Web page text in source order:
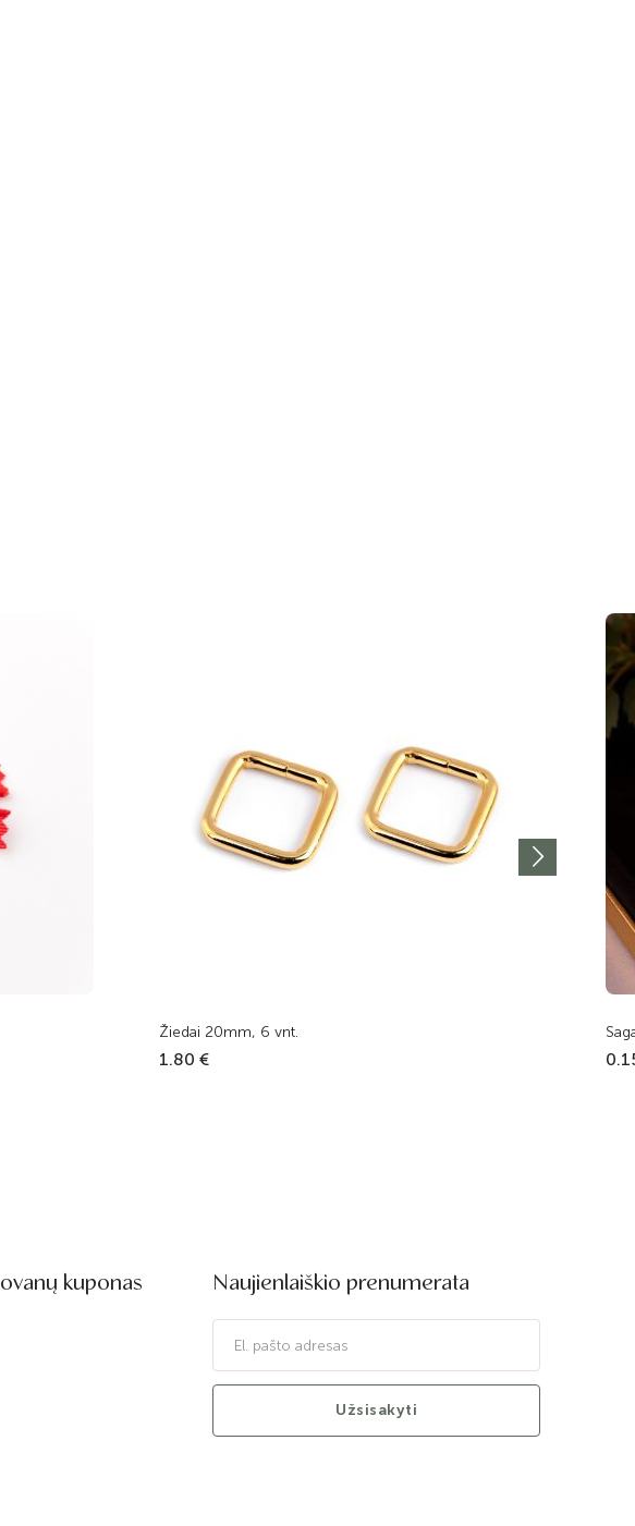
Žiedai 20mm, 6 vnt.
1.80 €
Naujienlaiškio prenumerata
Užsisakyti
kuponas